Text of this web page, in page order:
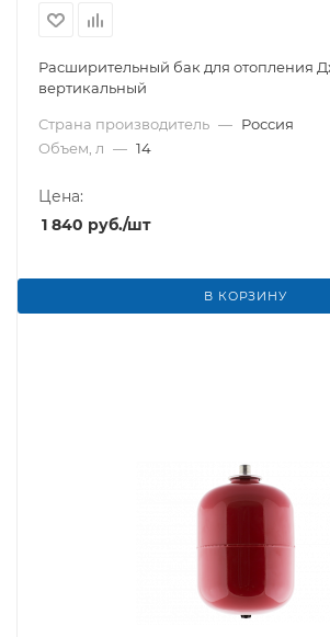
Расширительный бак для отопления
вертикальный
Страна производитель — Россия
Объем, л — 14
Цена:
1 840 руб./шт
В КОРЗИНУ